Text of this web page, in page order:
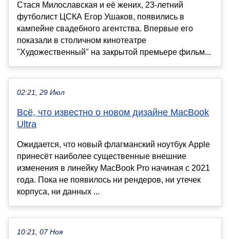
Стася Милославская и её жених, 23-летний
футболист ЦСКА Егор Ушаков, появились в
кампейне свадебного агентства. Впервые его
показали в столичном кинотеатре
"Художественный" на закрытой премьере фильм...
02:21, 29 Июл
Всё, что известно о новом дизайне MacBook
Ultra
Ожидается, что новый флагманский ноутбук Apple
принесёт наиболее существенные внешние
изменения в линейку MacBook Pro начиная с 2021
года. Пока не появилось ни рендеров, ни утечек
корпуса, ни данных ...
10:21, 07 Ноя